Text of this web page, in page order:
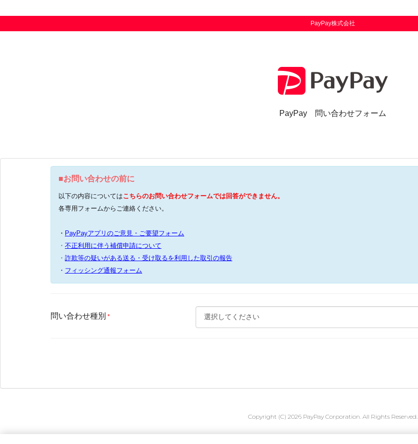
PayPay株式会社
PayPay 問い合わせフォーム
■お問い合わせの前に
以下の内容についてはこちらのお問い合わせフォームでは回答ができません。
各専用フォームからご連絡ください。
・ PayPayアプリのご意見・ご要望フォーム
・ 不正利用に伴う補償申請について
・ 詐欺等の疑いがある送る・受け取るを利用した取引の報告
・ フィッシング通報フォーム
問い合わせ種別 *
Copyright (C) 2026 PayPay Corporation. All Rights Reserved.